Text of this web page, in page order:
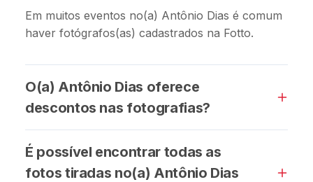
Em muitos eventos no(a) Antônio Dias é comum
haver fotógrafos(as) cadastrados na Fotto.
O(a) Antônio Dias oferece
descontos nas fotografias?
É possível encontrar todas as
fotos tiradas no(a) Antônio Dias